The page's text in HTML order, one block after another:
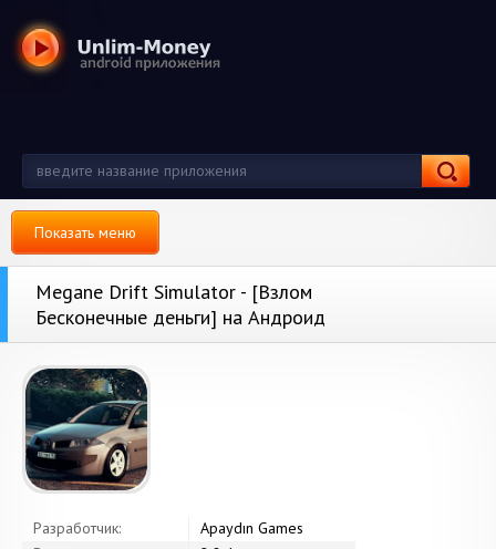
Показать меню
Megane Drift Simulator - [Взлом
Бесконечные деньги] на Андроид
Разработчик:
Apaydın Games